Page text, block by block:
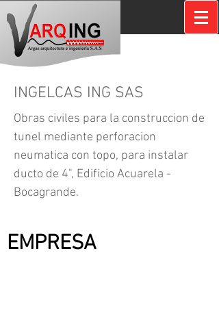
INGELCAS ING SAS
Obras civiles para la construccion de
tunel mediante perforacion
neumatica con topo, para instalar
ducto de 4", Edificio Acuarela -
Bocagrande.
EMPRESA